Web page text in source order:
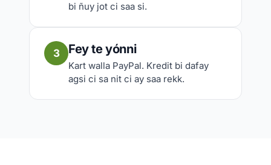
bi ñuy jot ci saa si.
3 Fey te yónni
Kart walla PayPal. Kredit bi dafay
agsi ci sa nit ci ay saa rekk.